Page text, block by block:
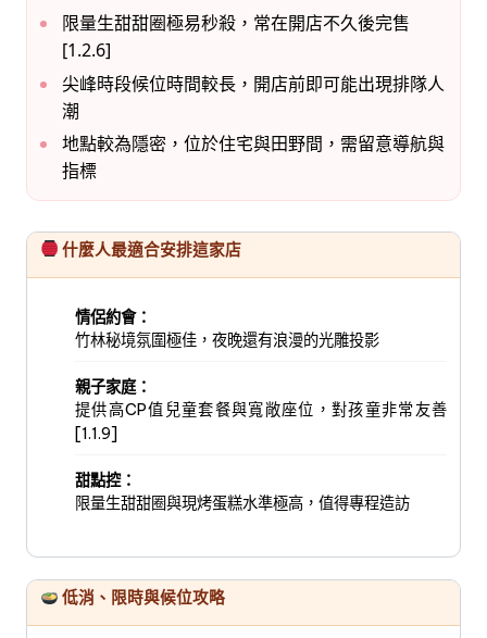
限量生甜甜圈極易秒殺，常在開店不久後完售
[1.2.6]
尖峰時段候位時間較長，開店前即可能出現排隊人
潮
地點較為隱密，位於住宅與田野間，需留意導航與
指標
什麼人最適合安排這家店
情侶約會：
竹林秘境氛圍極佳，夜晚還有浪漫的光雕投影
親子家庭：
提供高CP值兒童套餐與寬敞座位，對孩童非常友善
[1.1.9]
甜點控：
限量生甜甜圈與現烤蛋糕水準極高，值得專程造訪
低消、限時與候位攻略